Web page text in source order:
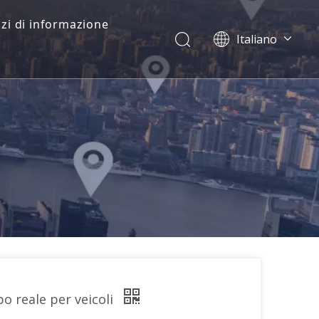
di informazione
Italiano
Dansk
norsk språk
한국어
日本語
Deutsch
Português
Pусский
Français
简体中文
reale per veicoli